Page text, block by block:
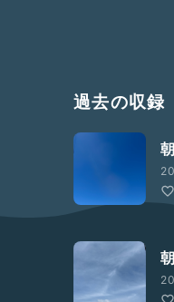
過去の収録